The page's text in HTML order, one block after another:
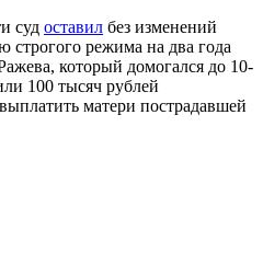
суд оставил без изменений
строгого режима на два года
который домогался до 10-
100 тысяч рублей
матери пострадавшей